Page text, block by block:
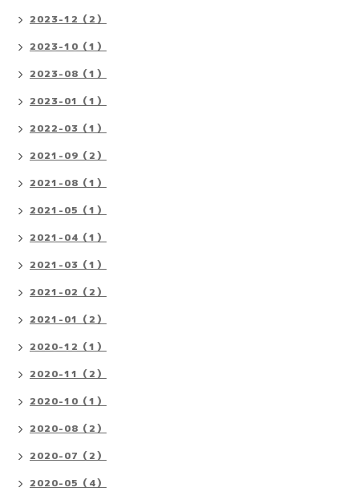
2023-12（2）
2023-10（1）
2023-08（1）
2023-01（1）
2022-03（1）
2021-09（2）
2021-08（1）
2021-05（1）
2021-04（1）
2021-03（1）
2021-02（2）
2021-01（2）
2020-12（1）
2020-11（2）
2020-10（1）
2020-08（2）
2020-07（2）
2020-05（4）